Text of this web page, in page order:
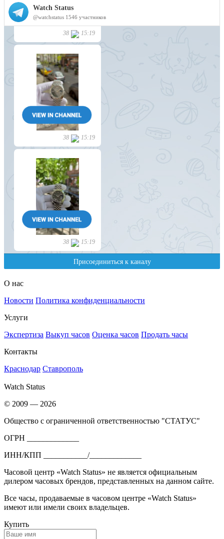
О нас
Новости Политика конфиденциальности
Услуги
Экспертиза Выкуп часов Оценка часов Продать часы
Контакты
Краснодар Ставрополь
Watch Status
© 2009 — 2026
Общество с ограниченной ответственностью "СТАТУС"
ОГРН _____________
ИНН/КПП ___________/_____________
Часовой центр «Watch Status» не является официальным
дилером часовых брендов, представленных на данном сайте.
Все часы, продаваемые в часовом центре «Watch Status»
имеют или имели своих владельцев.
Купить